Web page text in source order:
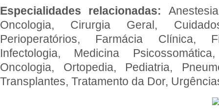
Especialidades relacionadas:
Oncologia, Cirurgia Geral,
Perioperatórios, Farmácia Clínica,
Infectologia, Medicina
Oncologia, Ortopedia, Pediatria,
Transplantes, Tratamento da Dor,